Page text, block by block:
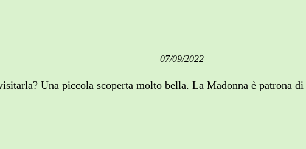
07/09/2022
Una piccola scoperta molto bella. La Madonna è patrona